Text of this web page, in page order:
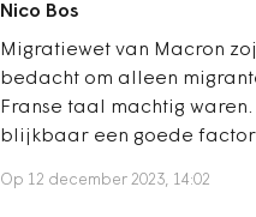
Nico Bos
Migratiewet van Macron
bedacht om alleen
Franse taal machtig
blijkbaar een goede
Op 12 december 2023, 14:02